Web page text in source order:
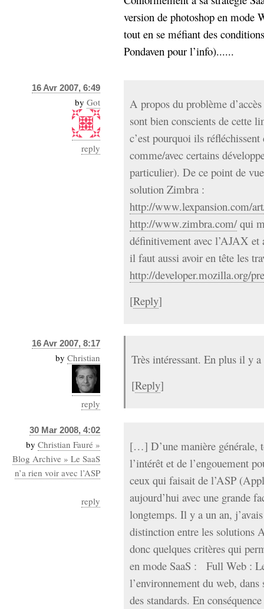
version de photoshop en mode
tout en se méfiant des
Pondaven pour l’info)......
16 Avr 2007, 6:49
by Got
reply
A propos du problème
sont bien conscients de cette
c’est pourquoi ils
comme/avec certains
particulier). De ce point de
solution Zimbra :
http://www.lexpansion.com/
http://www.zimbra.com/qui
définitivement avec l’AJAX et
il faut aussi avoir en tête les
http://developer.mozilla.org/
[Reply]
16 Avr 2007, 8:17
by Christian
reply
Très intéressant. En plus il y
[Reply]
30 Mar 2008, 4:02
by Christian Fauré »
Blog Archive » Le SaaS
n’a rien voir avec l’ASP
reply
[…] D’une manière générale,
l’intérêt et de l’engouement
ceux qui faisait de l’ASP
aujourd’hui avec une grande
longtemps. Il y a un an,
distinction entre les solutions
donc quelques critères qui
en mode SaaS : Full Web :
l’environnement du web,
des standards. En